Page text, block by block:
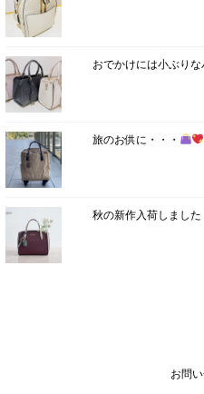
おでかけには小ぶり
旅のお供に・・・
秋の新作入荷しました
お問